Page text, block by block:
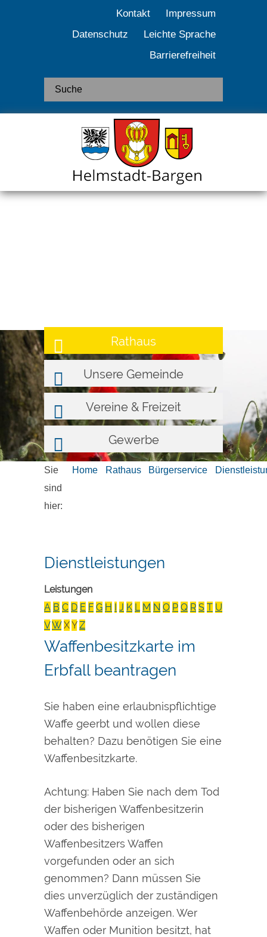
Kontakt
Impressum
Datenschutz
Leichte Sprache
Barrierefreiheit
Rathaus
Unsere Gemeinde
Vereine & Freizeit
Gewerbe
Sie
sind
hier:
Home Rathaus Bürgerservice
Dienstleistungen
Leistungen
A B C D E F G H I J K L M N O P Q R S T U
VW XY Z
Waffenbesitzkarte im
Erbfall beantragen
Sie haben eine erlaubnispflichtige
Waffe geerbt und wollen diese
behalten? Dazu benötigen Sie eine
Waffenbesitzkarte.
Achtung: Haben Sie nach dem Tod
der bisherigen Waffenbesitzerin
oder des bisherigen
Waffenbesitzers Waffen
vorgefunden oder an sich
genommen? Dann müssen Sie
dies unverzüglich der zuständigen
Waffenbehörde anzeigen.Wer
Waffen oder Munition besitzt, hat